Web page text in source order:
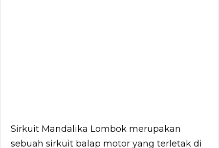
Sirkuit Mandalika Lombok merupakan
sebuah sirkuit balap motor yang terletak di